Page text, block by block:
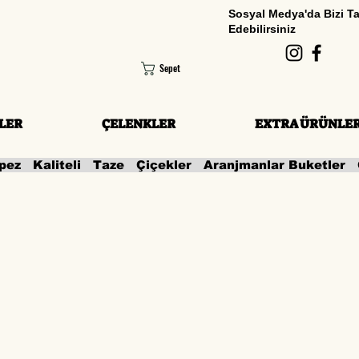
Sepet
Sosyal Medya'da Bizi
Edebilirsiniz
ÇELENKLER EXTRA